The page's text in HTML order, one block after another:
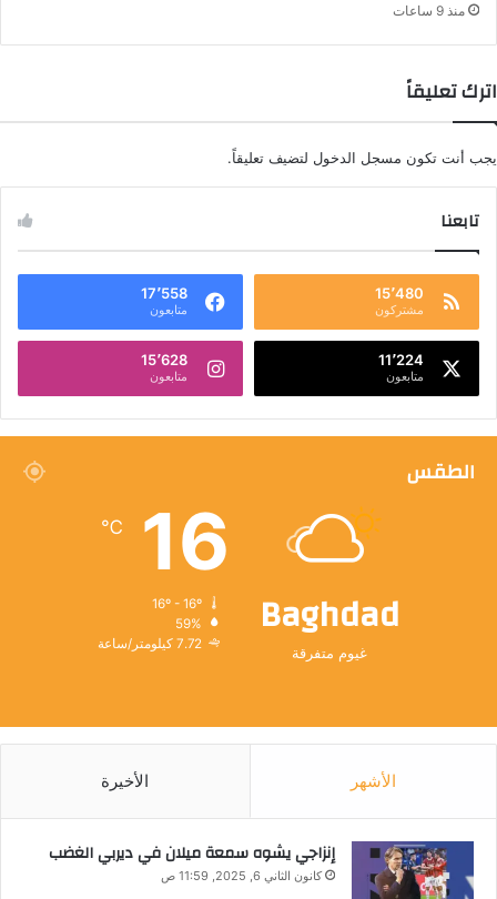
منذ 9 ساعات
اترك تعليقاً
يجب أنت تكون مسجل الدخول لتضيف تعليقاً.
تابعنا
15٬480
مشتركون
17٬558
متابعون
11٬224
متابعون
15٬628
متابعون
الطقس
Baghdad
غيوم متفرقة
16
℃
59%
7.72 كيلومتر/ساعة
الأشهر الأخيرة
إنزاجي يشوه سمعة ميلان في ديربي الغضب
كانون الثاني 6, 2025, 11:59 ص